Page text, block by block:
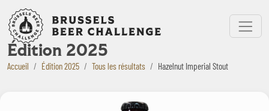
Bruxelles Beer Challenge
Menu
Édition 2025
Accueil Édition 2025 Tous les résultats Hazelnut Imperial Stout